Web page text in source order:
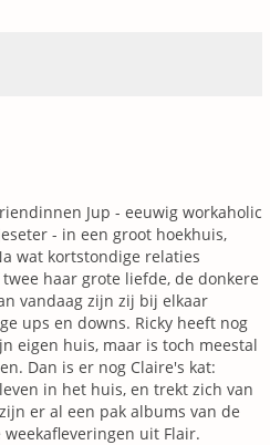
Jup - eeuwig workaholic
- in een groot hoekhuis,
wat kortstondige relaties
haar grote liefde, de donkere
vandaag zijn zij bij elkaar
ups en downs. Ricky heeft nog
eigen huis, maar is toch meestal
Dan is er nog Claire's kat:
in het huis, en trekt zich van
er al een pak albums van de
uit Flair.